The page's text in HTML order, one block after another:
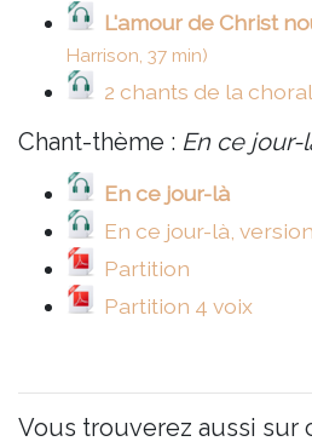
L'amour de Christ
Harrison, 37 min)
2 chants de la
Chant-thème : En ce jour-
En ce jour-là
En ce jour-là,
Partition
Partition 4 voix
Vous trouverez aussi sur